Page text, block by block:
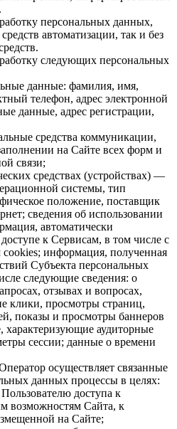
персональных данных,
автоматизации, так и без
следующих персональных
данные: фамилия, имя,
телефон, адрес электронной
данные, адрес регистрации,
средства коммуникации,
на Сайте всех форм и
связи;
средствах (устройствах) —
системы, тип
положение, поставщик
сведения об использовании
автоматически
к Сервисам, в том числе с
cookies; информация, полученная
Субъекта персональных
следующие сведения: о
отзывах и вопросах,
клики, просмотры страниц,
показы и просмотры баннеров
характеризующие аудиторные
сессии; данные о времени
осуществляет связанные
данных процессы в целях:
доступа к
возможностям Сайта, к
на Сайте;